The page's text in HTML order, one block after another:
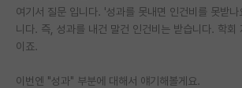
여기서 질문 입니다. '성과를 못내면 인건비를 못받
니다. 즉, 성과를 내건 말건 인건비는 받습니다. 학회
이죠.
이번엔 "성과" 부분에 대해서 얘기해볼게요.